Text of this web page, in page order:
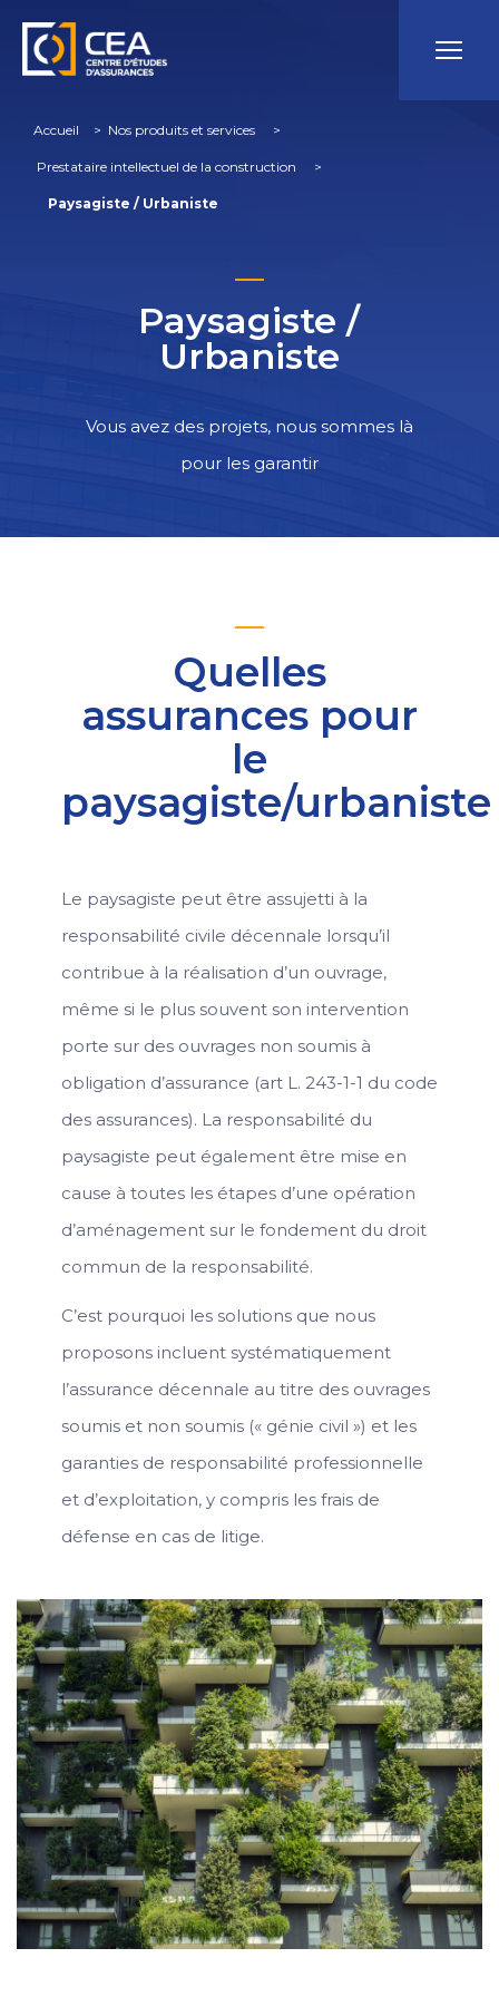
Accueil > Nos produits et services >
Prestataire intellectuel de la construction >
Paysagiste / Urbaniste
Paysagiste /
Urbaniste
Vous avez des projets, nous sommes là
pour les garantir
Quelles
assurances pour
le
paysagiste/urbaniste
Le paysagiste peut être assujetti à la
responsabilité civile décennale lorsqu’il
contribue à la réalisation d’un ouvrage,
même si le plus souvent son intervention
porte sur des ouvrages non soumis à
obligation d’assurance (art L. 243-1-1 du code
des assurances). La responsabilité du
paysagiste peut également être mise en
cause à toutes les étapes d’une opération
d’aménagement sur le fondement du droit
commun de la responsabilité.
C’est pourquoi les solutions que nous
proposons incluent systématiquement
l’assurance décennale au titre des ouvrages
soumis et non soumis (« génie civil ») et les
garanties de responsabilité professionnelle
et d’exploitation, y compris les frais de
défense en cas de litige.